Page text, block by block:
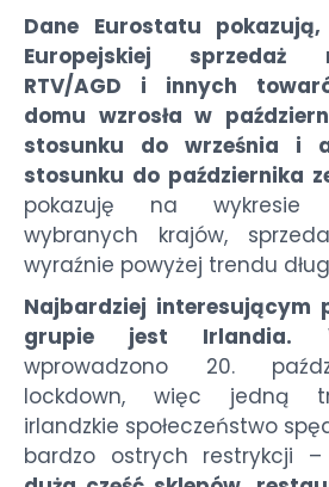
Dane Eurostatu
Europejskiej sprzedaż
RTV/AGD i innych
domu wzrosła w
stosunku do września i
stosunku do października
pokazuję na wykresie
wybranych krajów,
wyraźnie powyżej trendu
Najbardziej interesującym
grupie jest Irlandia.
wprowadzono 20.
lockdown, więc jedną
irlandzkie społeczeństwo
bardzo ostrych restrykcji –